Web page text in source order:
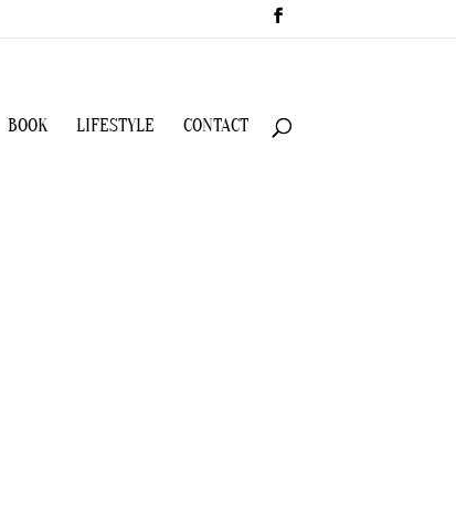
BOOK LIFESTYLE CONTACT